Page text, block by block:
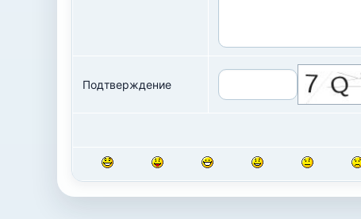
Подтверждение